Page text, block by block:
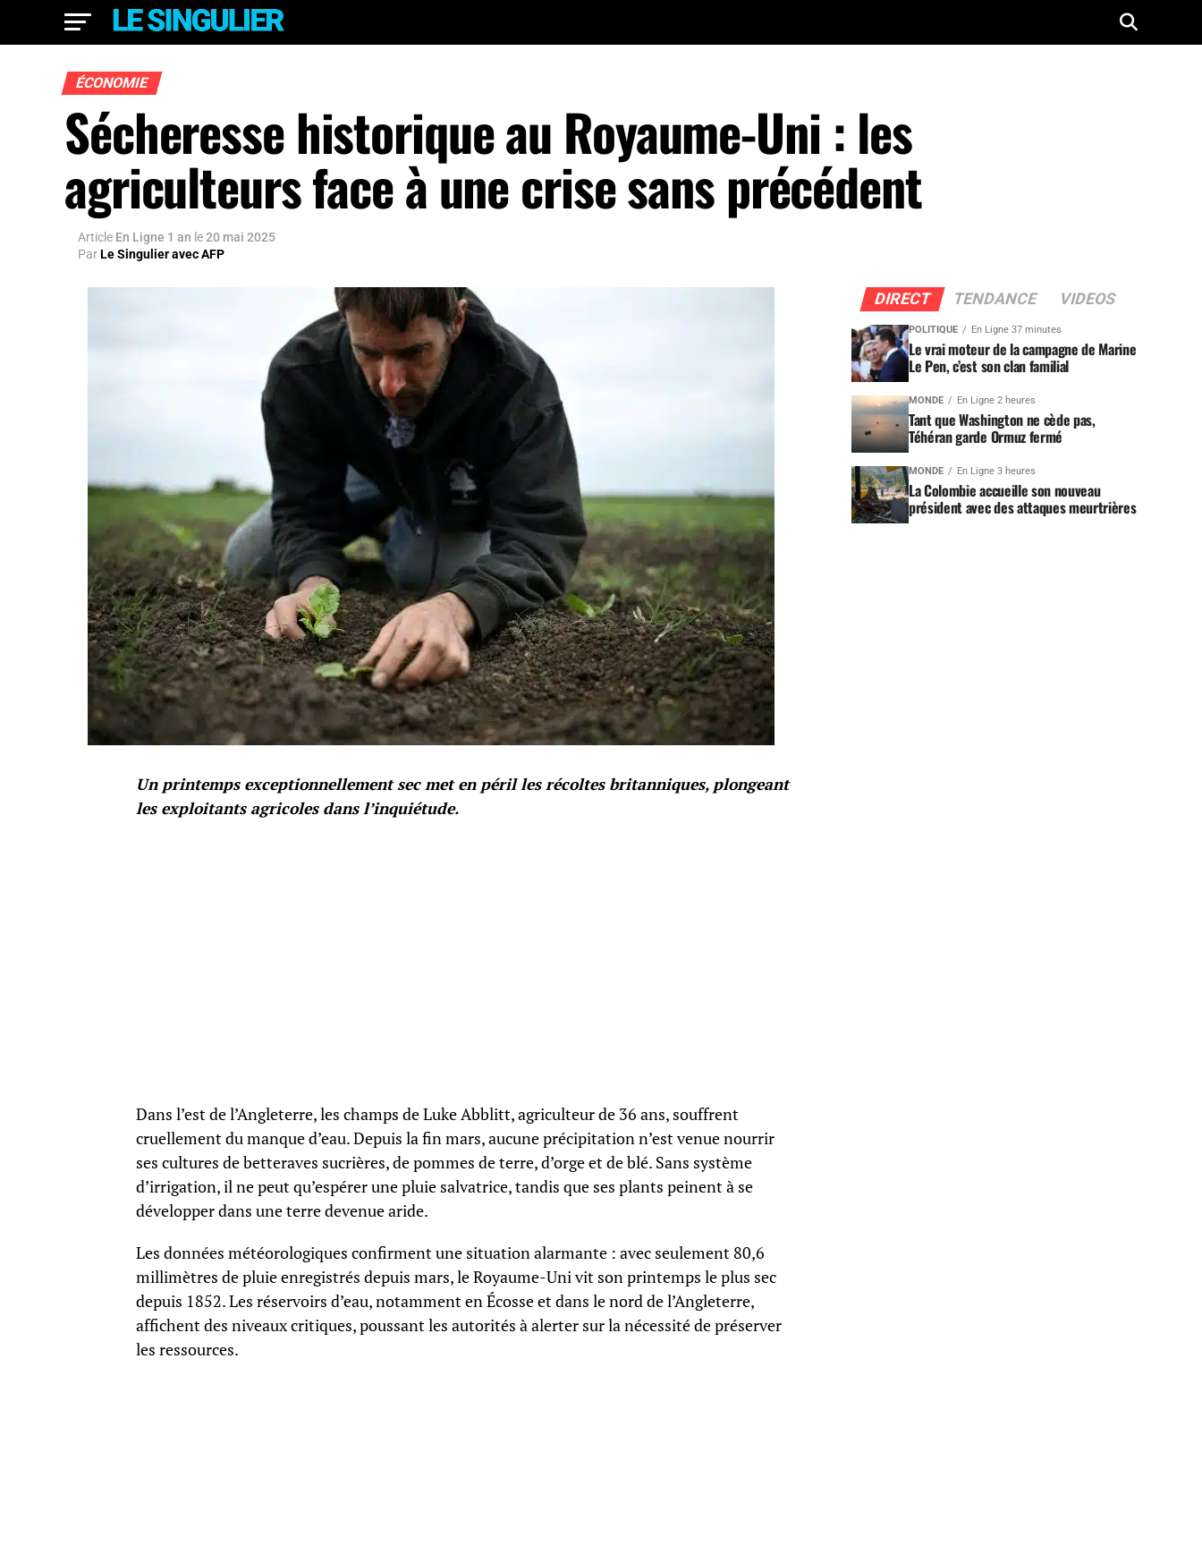
ÉCONOMIE
Sécheresse historique au Royaume-Uni : les
agriculteurs face à une crise sans précédent
Article En Ligne 1 an le20 mai 2025
ParLe Singulier avec AFP
Un printemps exceptionnellement sec met en péril les récoltes britanniques, plongeant
les exploitants agricoles dans l’inquiétude.
Dans l’est de l’Angleterre, les champs de Luke Abblitt, agriculteur de 36 ans, souffrent
cruellement du manque d’eau. Depuis la fin mars, aucune précipitation n’est venue nourrir
ses cultures de betteraves sucrières, de pommes de terre, d’orge et de blé. Sans système
d’irrigation, il ne peut qu’espérer une pluie salvatrice, tandis que ses plants peinent à se
développer dans une terre devenue aride.
Les données météorologiques confirment une situation alarmante : avec seulement 80,6
millimètres de pluie enregistrés depuis mars, le Royaume-Uni vit son printemps le plus sec
depuis 1852. Les réservoirs d’eau, notamment en Écosse et dans le nord de l’Angleterre,
affichent des niveaux critiques, poussant les autorités à alerter sur la nécessité de préserver
les ressources.
DIRECT TENDANCE VIDEOS
POLITIQUE En Ligne 37 minutes
Le vrai moteur de la campagne de Marine
Le Pen, c’est son clan familial
MONDE En Ligne 2 heures
Tant que Washington ne cède pas,
Téhéran garde Ormuz fermé
MONDE En Ligne 3 heures
La Colombie accueille son nouveau
président avec des attaques meurtrières